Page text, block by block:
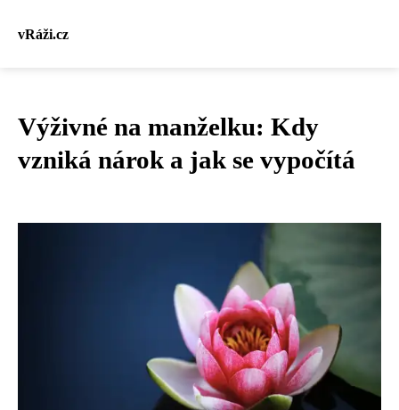
vRáži.cz
Výživné na manželku: Kdy
vzniká nárok a jak se vypočítá